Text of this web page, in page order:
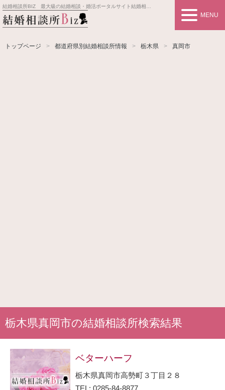
結婚相談所BIZ 最大級の結婚相談・婚活ポータルサイト結婚相談所事業者情報や婚活お見合いの悩み、対策を紹介します。
MENU
トップページ 都道府県別結婚相談所情報 栃木県 真岡市
栃木県真岡市の結婚相談所検索結果
ベターハーフ
栃木県真岡市高勢町３丁目２８
TEL: 0285-84-8877